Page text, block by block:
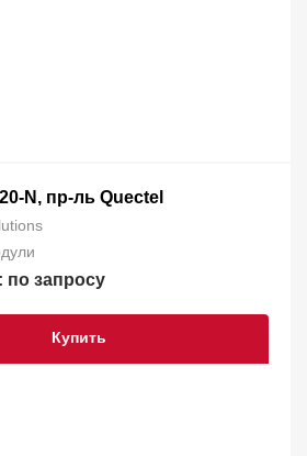
N, пр-ль Quectel
по запросу
Купить